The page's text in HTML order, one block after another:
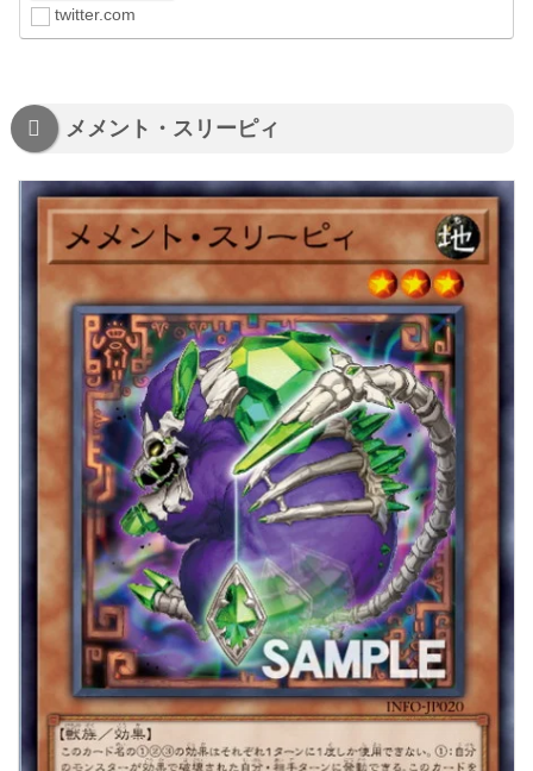
twitter.com
メメント・スリーピィ